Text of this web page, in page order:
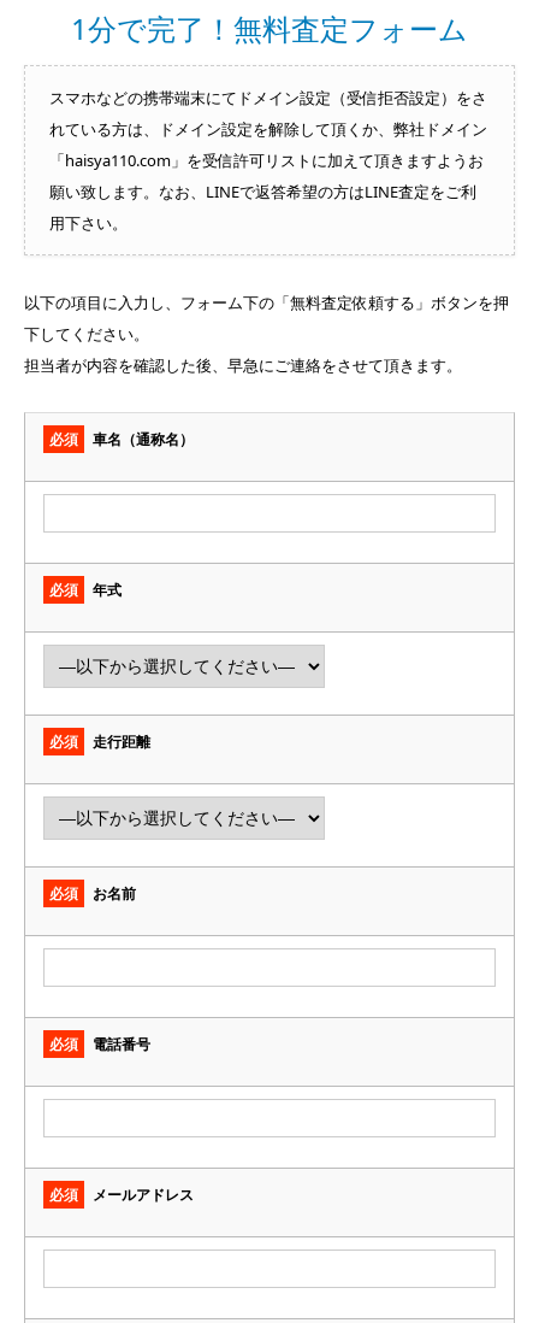
1分で完了！無料査定フォーム
スマホなどの携帯端末にてドメイン設定（受信拒否設定）をさ
れている方は、ドメイン設定を解除して頂くか、弊社ドメイン
「haisya110.com」を受信許可リストに加えて頂きますようお
願い致します。なお、LINEで返答希望の方はLINE査定をご利
用下さい。
以下の項目に入力し、フォーム下の「無料査定依頼する」ボタンを押
下してください。
担当者が内容を確認した後、早急にご連絡をさせて頂きます。
必須 車名（通称名）
必須 年式
必須 走行距離
必須 お名前
必須 電話番号
必須 メールアドレス